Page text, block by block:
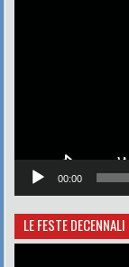
00:00
LE FESTE